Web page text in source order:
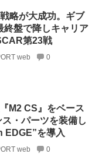
略が大成功。ギブ
終盤で降しキャリア
第23戦
web 0
M2 CS』をベース
・パーツを装備し
EDGE”を導入
web 0